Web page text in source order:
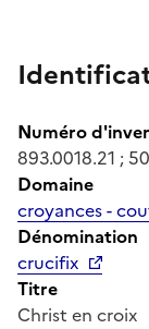
Numéro
893.0018.21 ;
Domaine
croyances -
Dénomination
crucifix
Titre
Christ en croix